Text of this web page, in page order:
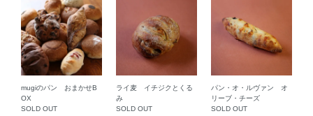
mugiのパン おまかせB
OX
SOLD OUT
ライ麦 イチジクとくる
み
SOLD OUT
パン・オ・ルヴァン オ
リーブ・チーズ
SOLD OUT